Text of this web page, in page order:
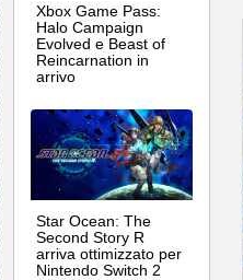
Xbox Game Pass:
Halo Campaign
Evolved e Beast of
Reincarnation in
arrivo
Star Ocean: The
Second Story R
arriva ottimizzato per
Nintendo Switch 2